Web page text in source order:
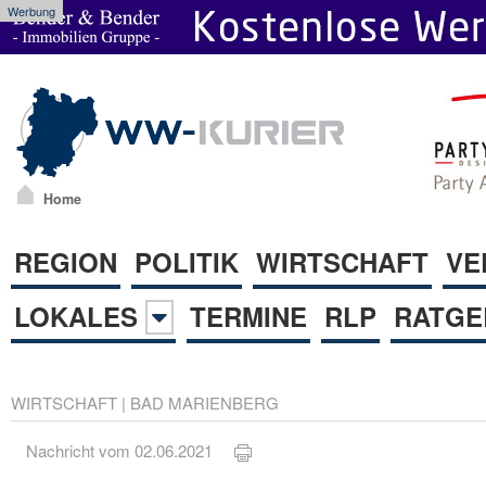
Werbung
Home
REGION POLITIK WIRTSCHAFT
LOKALES
TERMINE RLP
WIRTSCHAFT | BAD MARIENBERG
Nachricht vom 02.06.2021